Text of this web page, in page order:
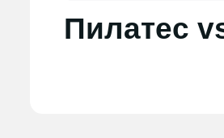
Пилатес